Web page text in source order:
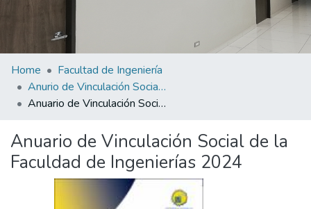
Home
Facultad de Ingeniería
Anurio de Vinculación Social de la Facutad de Ingenierías 2024
Anuario de Vinculación Social de la Faculdad de Ingenierías 2024
Anuario de Vinculación Social de la
Faculdad de Ingenierías 2024